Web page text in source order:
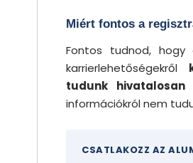
Miért fontos a
Fontos tudnod, hogy
karrierlehetőségekről
tudunk hivatalosan
információkról nem
CSATLAKOZZ AZ